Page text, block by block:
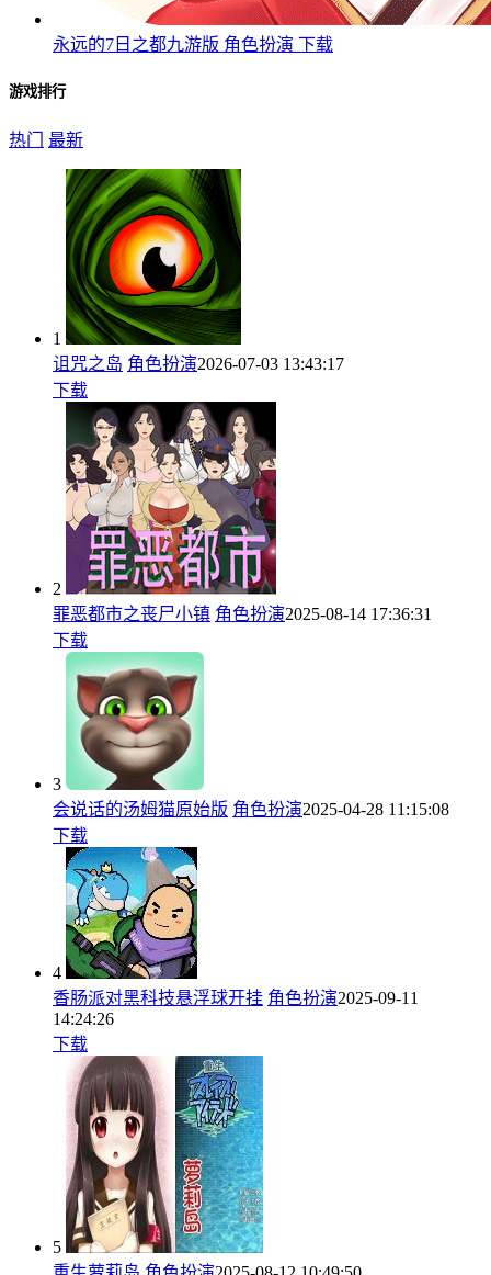
永远的7日之都九游版 角色扮演 下载
游戏排行
热门 最新
1
诅咒之岛 角色扮演2026-07-03 13:43:17
下载
2
罪恶都市之丧尸小镇 角色扮演2025-08-14 17:36:31
下载
3
会说话的汤姆猫原始版 角色扮演2025-04-28 11:15:08
下载
4
香肠派对黑科技悬浮球开挂 角色扮演2025-09-11
14:24:26
下载
5